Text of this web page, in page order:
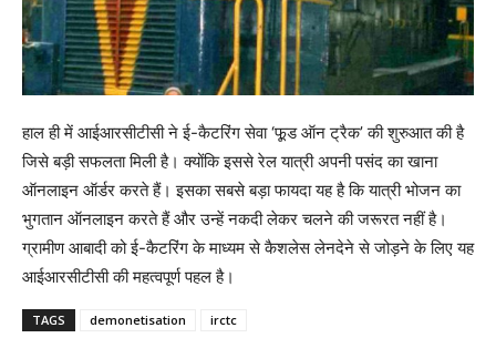
हाल ही में आईआरसीटीसी ने ई-कैटरिंग सेवा ‘फू़ड ऑन ट्रैक’ की शुरुआत की है
जिसे बड़ी सफलता मिली है। क्योंकि इससे रेल यात्री अपनी पसंद का खाना
ऑनलाइन ऑर्डर करते हैं। इसका सबसे बड़ा फायदा यह है कि यात्री भोजन का
भुगतान ऑनलाइन करते हैं और उन्हें नकदी लेकर चलने की जरूरत नहीं है।
ग्रामीण आबादी को ई-कैटरिंग के माध्यम से कैशलेस लेनदेने से जोड़ने के लिए यह
आईआरसीटीसी की महत्वपूर्ण पहल है।
TAGS demonetisation irctc